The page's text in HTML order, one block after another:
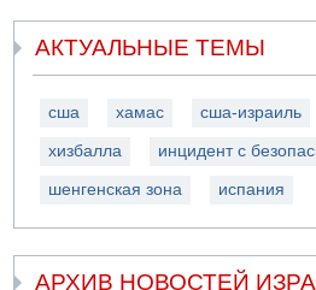
АКТУАЛЬНЫЕ ТЕМЫ
сша хамас сша-израиль
хизбалла инцидент с
шенгенская зона испания
АРХИВ НОВОСТЕЙ